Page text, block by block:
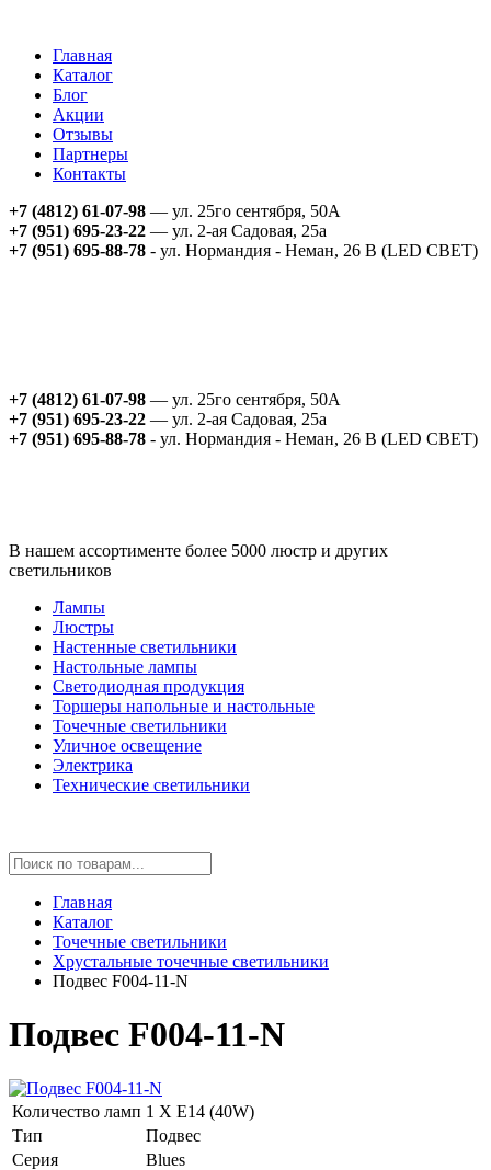
Главная
Каталог
Блог
Акции
Отзывы
Партнеры
Контакты
+7 (4812) 61-07-98 — ул. 25го сентября, 50А
+7 (951) 695-23-22 — ул. 2-ая Садовая, 25а
+7 (951) 695-88-78 - ул. Нормандия - Неман, 26 В (LED СВЕТ)
+7 (4812) 61-07-98 — ул. 25го сентября, 50А
+7 (951) 695-23-22 — ул. 2-ая Садовая, 25а
+7 (951) 695-88-78 - ул. Нормандия - Неман, 26 В (LED СВЕТ)
В нашем ассортименте более 5000 люстр и других
светильников
Лампы
Люстры
Настенные светильники
Настольные лампы
Светодиодная продукция
Торшеры напольные и настольные
Точечные светильники
Уличное освещение
Электрика
Технические светильники
Главная
Каталог
Точечные светильники
Хрустальные точечные светильники
Подвес F004-11-N
Подвес F004-11-N
Количество ламп 1 Х E14 (40W)
Тип
Подвес
Серия
Blues